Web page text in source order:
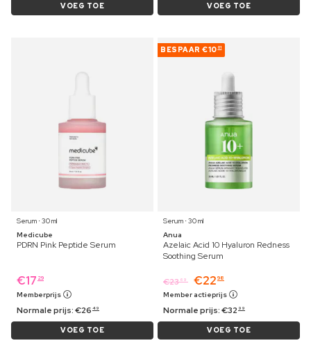
VOEG TOE VOEG TOE
Serum ⋅ 30 ml
Medicube
PDRN Pink Peptide Serum
€17 29
Memberprijs
Normale prijs:€26 49
VOEG TOE
BESPAAR €10 01
Serum ⋅ 30 ml
Anua
Azelaic Acid 10 Hyaluron Redness
Soothing Serum
€23 69 €22 98
Member actieprijs
Normale prijs:€32 99
VOEG TOE